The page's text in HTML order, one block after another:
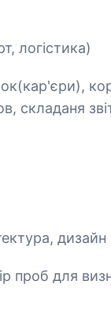
логістика)
складаня
дизайн
проб для